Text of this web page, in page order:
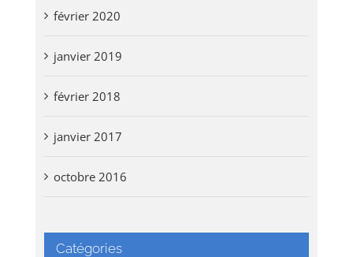
février 2020
janvier 2019
février 2018
janvier 2017
octobre 2016
Catégories